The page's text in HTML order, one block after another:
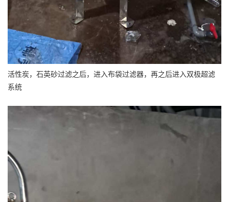
活性炭，石英砂过滤之后，进入布袋过滤器，再之后进入双极超滤
系统